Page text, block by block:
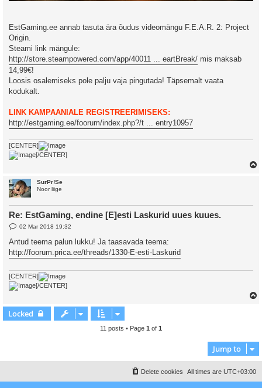
EstGaming.ee annab tasuta ära õudus videomängu F.E.A.R. 2: Project
Origin.
Steami link mängule:
http://store.steampowered.com/app/40011 ... eartBreak/ mis maksab
14,99€!
Loosis osalemiseks pole palju vaja pingutada! Täpsemalt vaata
kodukalt.
LINK KAMPAANIALE REGISTREERIMISEKS:
http://estgaming.ee/foorum/index.php?/t ... entry10957
[CENTER]
[/CENTER]
SurPr!Se
Noor liige
Re: EstGaming, endine [E]esti Laskurid uues kuues.
P
s
02 Mar 2018 19:32
Antud teema palun lukku! Ja taasavada teema:
http://foorum.prica.ee/threads/1330-E-esti-Laskurid
[CENTER]
[/CENTER]
Locked
11 posts • Page 1 of 1
Jump to
All times are UTC+03:00
Delete cookies